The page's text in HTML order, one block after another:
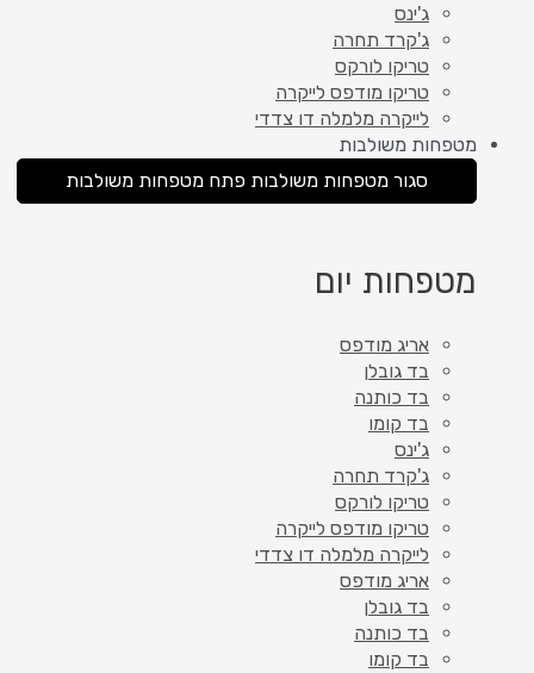
ג'ינס
ג'קרד תחרה
טריקו לורקס
טריקו מודפס לייקרה
לייקרה מלמלה דו צדדי
מטפחות משולבות
סגור מטפחות משולבות פתח מטפחות משולבות
מטפחות יום
אריג מודפס
בד גובלן
בד כותנה
בד קומו
ג'ינס
ג'קרד תחרה
טריקו לורקס
טריקו מודפס לייקרה
לייקרה מלמלה דו צדדי
אריג מודפס
בד גובלן
בד כותנה
בד קומו